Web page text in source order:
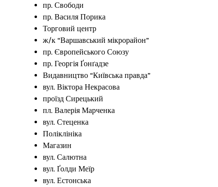
пр. Свободи
пр. Василя Порика
Торговий центр
ж/к “Варшавський мікрорайон”
пр. Європейського Союзу
пр. Георгія Ґонґадзе
Видавництво “Київська правда”
вул. Віктора Некрасова
проїзд Сирецький
пл. Валерія Марченка
вул. Стеценка
Поліклініка
Магазин
вул. Салютна
вул. Ґолди Меїр
вул. Естонська